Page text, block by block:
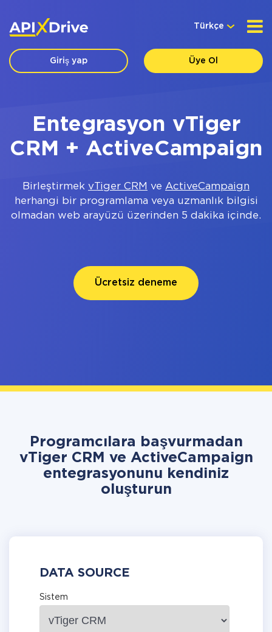
Türkçe
Giriş yap Üye Ol
Entegrasyon vTiger
CRM + ActiveCampaign
Birleştirmek vTiger CRM ve ActiveCampaign
herhangi bir programlama veya uzmanlık bilgisi
olmadan web arayüzü üzerinden 5 dakika içinde.
Ücretsiz deneme
Programcılara başvurmadan
vTiger CRM ve ActiveCampaign
entegrasyonunu kendiniz
oluşturun
DATA SOURCE
Sistem